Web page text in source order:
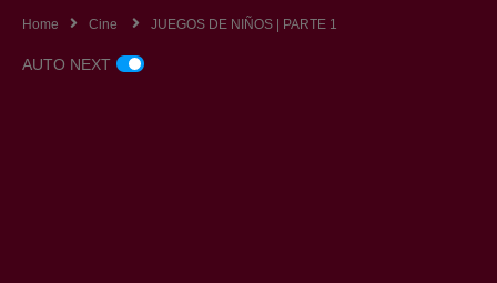
Home Cine JUEGOS DE NIÑOS | PARTE 1
AUTO NEXT